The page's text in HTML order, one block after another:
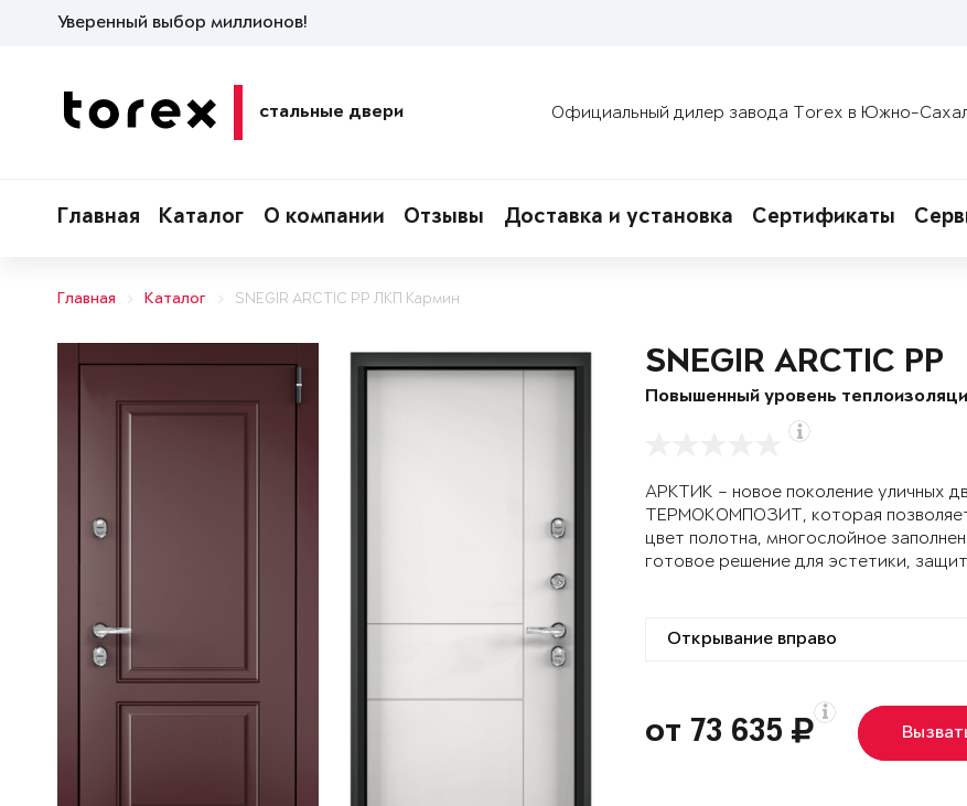
Уверенный выбор миллионов!
стальные двери Официальный дилер завода Torex в Южно-
Главная Каталог О компании Отзывы Доставка и установка Сертификаты
Главная Каталог SNEGIR ARCTIC PP ЛКП Кармин
SNEGIR ARCTIC PP
Повышенный уровень
АРКТИК – новое поколение уличных
ТЕРМОКОМПОЗИТ, которая
цвет полотна, многослойное
готовое решение для эстетики,
от 73 635